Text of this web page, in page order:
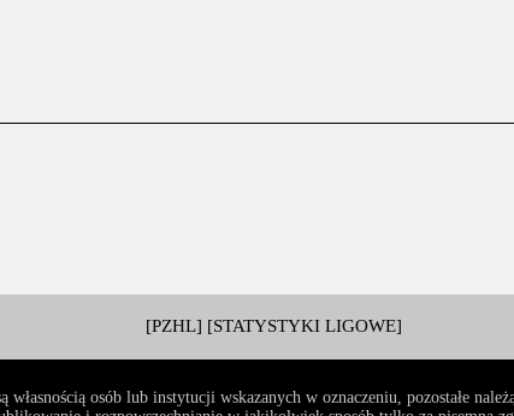
[PZHL] [STATYSTYKI LIGOWE]
własnością osób lub instytucji wskazanych w oznaczeniu, pozostałe